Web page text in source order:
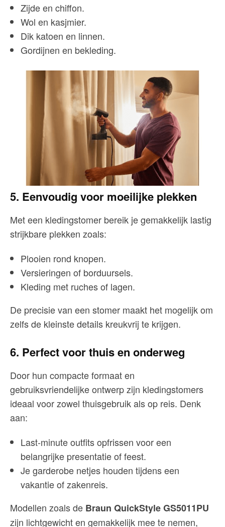
Zijde en chiffon.
Wol en kasjmier.
Dik katoen en linnen.
Gordijnen en bekleding.
5. Eenvoudig voor moeilijke plekken
Met een kledingstomer bereik je gemakkelijk lastig
strijkbare plekken zoals:
Plooien rond knopen.
Versieringen of borduursels.
Kleding met ruches of lagen.
De precisie van een stomer maakt het mogelijk om
zelfs de kleinste details kreukvrij te krijgen.
6. Perfect voor thuis en onderweg
Door hun compacte formaat en
gebruiksvriendelijke ontwerp zijn kledingstomers
ideaal voor zowel thuisgebruik als op reis. Denk
aan:
Last-minute outfits opfrissen voor een
belangrijke presentatie of feest.
Je garderobe netjes houden tijdens een
vakantie of zakenreis.
Modellen zoals de Braun QuickStyle GS5011PU
zijn lichtgewicht en gemakkelijk mee te nemen,